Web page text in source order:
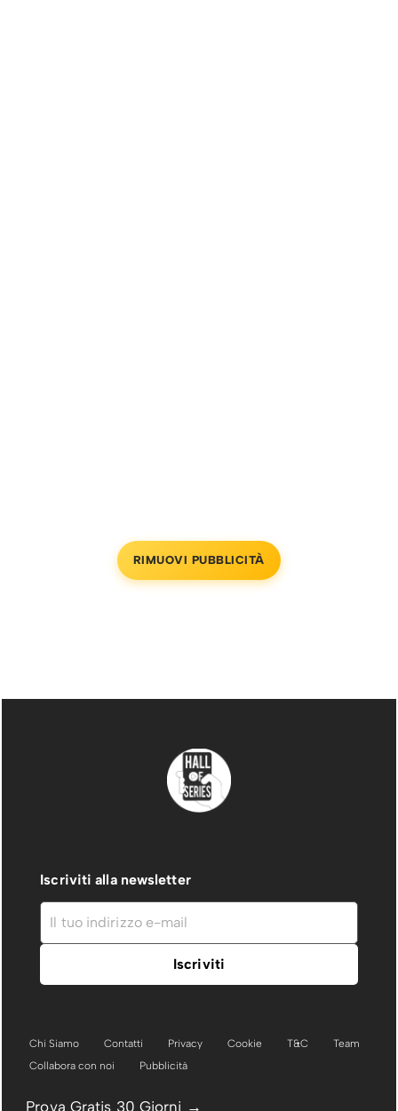
RIMUOVI PUBBLICITÀ
Iscriviti alla newsletter
Chi Siamo Contatti Privacy Cookie T&C
Team
Collabora con noi
Pubblicità
Prova Gratis 30 Giorni →